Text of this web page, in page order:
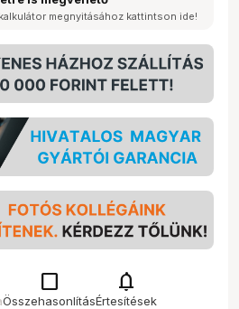
megnyitásához kattintson ide!
check_box_outline_blank
Összehasonlítás
notifications
Értesítések